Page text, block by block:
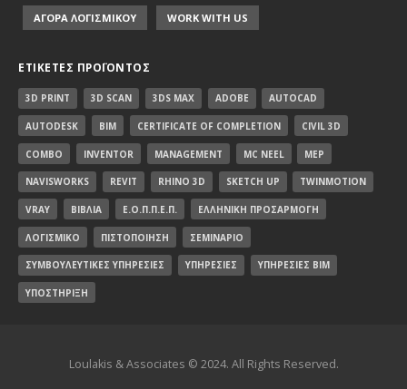
ΑΓΟΡΑ ΛΟΓΙΣΜΙΚΟΥ WORK WITH US
ΕΤΙΚΈΤΕΣ ΠΡΟΪΌΝΤΟΣ
3D PRINT 3D SCAN 3DS MAX ADOBE AUTOCAD
AUTODESK BIM CERTIFICATE OF COMPLETION CIVIL 3D
COMBO INVENTOR MANAGEMENT MC NEEL MEP
NAVISWORKS REVIT RHINO 3D SKETCH UP TWINMOTION
VRAY ΒΙΒΛΊΑ Ε.Ο.Π.Π.Ε.Π. ΕΛΛΗΝΙΚΉ ΠΡΟΣΑΡΜΟΓΉ
ΛΟΓΙΣΜΙΚΌ ΠΙΣΤΟΠΟΊΗΣΗ ΣΕΜΙΝΆΡΙΟ
ΣΥΜΒΟΥΛΕΥΤΙΚΈΣ ΥΠΗΡΕΣΊΕΣ ΥΠΗΡΕΣΊΕΣ ΥΠΗΡΕΣΊΕΣ BIM
ΥΠΟΣΤΉΡΙΞΗ
Loulakis & Associates © 2024. All Rights Reserved.